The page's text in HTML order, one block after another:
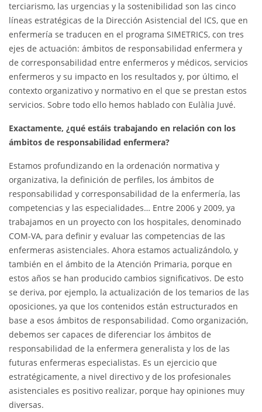
terciarismo, las urgencias y la sostenibilidad son las cinco
líneas estratégicas de la Dirección Asistencial del ICS, que en
enfermería se traducen en el programa SIMETRICS, con tres
ejes de actuación: ámbitos de responsabilidad enfermera y
de corresponsabilidad entre enfermeros y médicos, servicios
enfermeros y su impacto en los resultados y, por último, el
contexto organizativo y normativo en el que se prestan estos
servicios. Sobre todo ello hemos hablado con Eulàlia Juvé.
Exactamente, ¿qué estáis trabajando en relación con los
ámbitos de responsabilidad enfermera?
Estamos profundizando en la ordenación normativa y
organizativa, la definición de perfiles, los ámbitos de
responsabilidad y corresponsabilidad de la enfermería, las
competencias y las especialidades… Entre 2006 y 2009, ya
trabajamos en un proyecto con los hospitales, denominado
COM-VA, para definir y evaluar las competencias de las
enfermeras asistenciales. Ahora estamos actualizándolo, y
también en el ámbito de la Atención Primaria, porque en
estos años se han producido cambios significativos. De esto
se deriva, por ejemplo, la actualización de los temarios de las
oposiciones, ya que los contenidos están estructurados en
base a esos ámbitos de responsabilidad. Como organización,
debemos ser capaces de diferenciar los ámbitos de
responsabilidad de la enfermera generalista y los de las
futuras enfermeras especialistas. Es un ejercicio que
estratégicamente, a nivel directivo y de los profesionales
asistenciales es positivo realizar, porque hay opiniones muy
diversas.